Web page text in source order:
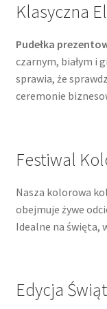
Klasyczna
Pudełka
czarnym, białym i
sprawia, że
ceremonie
Festiwal
Nasza kolorowa
obejmuje żywe
Idealne na święta,
Edycja